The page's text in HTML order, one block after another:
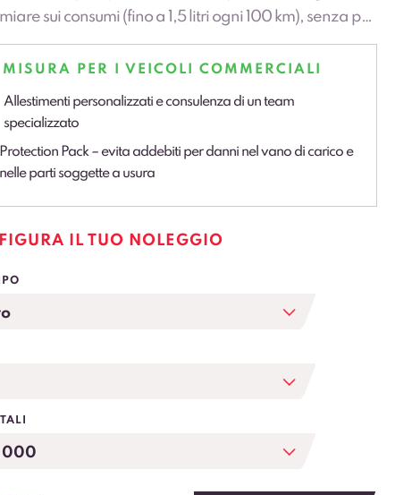
sui consumi (fino a 1,5 litri ogni 100 km), senza per
rinunciare alla potenza. Grazie alla motorizzazione
è infatti possibile muoversi sia completamente in
MISURA PER I VEICOLI COMMERCIALI
Allestimenti personalizzati e consulenza di un team
specializzato
Protection Pack – evita addebiti per danni nel vano di carico e
nelle parti soggette a usura
IL TUO NOLEGGIO